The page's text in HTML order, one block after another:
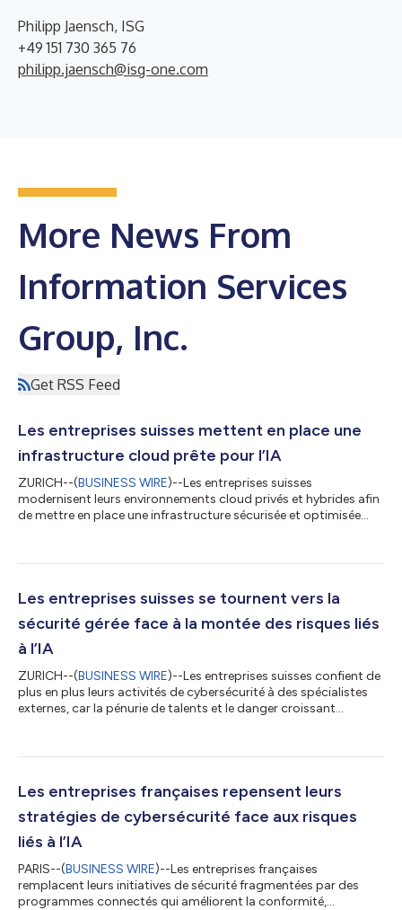
Philipp Jaensch, ISG
+49 151 730 365 76
philipp.jaensch@isg-one.com
More News From
Information Services
Group, Inc.
Get RSS Feed
Les entreprises suisses mettent en place une
infrastructure cloud prête pour l’IA
ZURICH--(BUSINESS WIRE)--Les entreprises suisses
modernisent leurs environnements cloud privés et hybrides afin
de mettre en place une infrastructure sécurisée et optimisée
(ISG) (Nasdaq : III), une société mondiale de recherche et de
Provider Lens® Private/Hybrid Cloud — Data Center Services
consacré à la Su...
Les entreprises suisses se tournent vers la
sécurité gérée face à la montée des risques liés
à l’IA
ZURICH--(BUSINESS WIRE)--Les entreprises suisses confient de
plus en plus leurs activités de cybersécurité à des spécialistes
externes, car la pénurie de talents et le danger croissant
recherche publié aujourd’hui par Information Services Group
conseil en technologie centrée sur l’IA. Le rapport 2026 ISG Pro...
Les entreprises françaises repensent leurs
stratégies de cybersécurité face aux risques
liés à l’IA
PARIS--(BUSINESS WIRE)--Les entreprises françaises
remplacent leurs initiatives de sécurité fragmentées par des
programmes connectés qui améliorent la conformité,